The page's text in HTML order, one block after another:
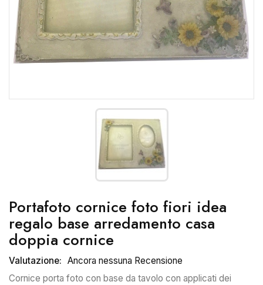
Portafoto cornice foto fiori idea
regalo base arredamento casa
doppia cornice
Valutazione: Ancora nessuna Recensione
Cornice porta foto con base da tavolo con applicati dei